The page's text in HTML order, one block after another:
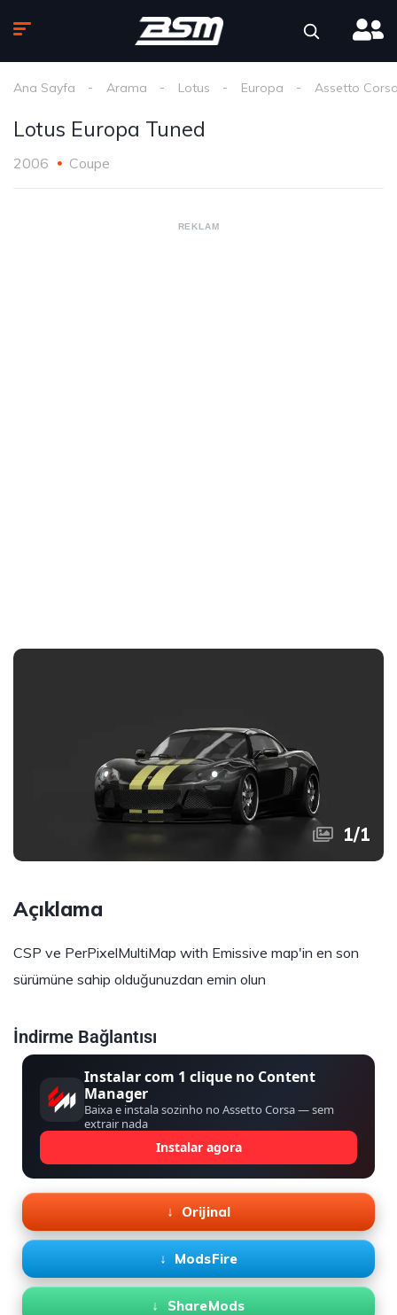
Ana Sayfa Arama Lotus Europa Assetto
Lotus Europa Tuned
2006 Coupe
REKLAM
1/1
Açıklama
CSP ve PerPixelMultiMap with Emissive map'in en son
sürümüne sahip olduğunuzdan emin olun
İndirme Bağlantısı
Instalar com 1 clique no Content
Manager
Baixa e instala sozinho no Assetto Corsa — sem
extrair nada
Instalar agora
Orijinal
ModsFire
ShareMods